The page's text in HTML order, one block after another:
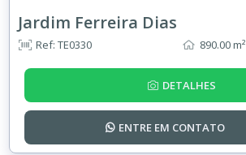
Jardim Ferreira Dias
Ref: TE0330 890.00 m²
DETALHES
ENTRE EM CONTATO